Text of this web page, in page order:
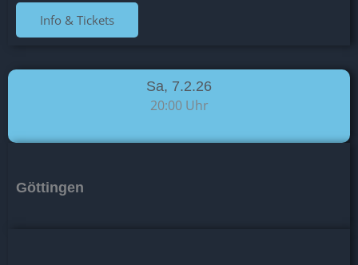
Info & Tickets
Sa, 7.2.26
20:00 Uhr
Göttingen